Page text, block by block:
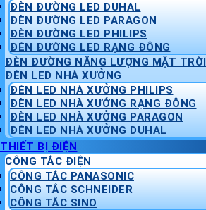
ĐÈN ĐƯỜNG LED DUHAL
ĐÈN ĐƯỜNG LED PARAGON
ĐÈN ĐƯỜNG LED PHILIPS
ĐÈN ĐƯỜNG LED RẠNG ĐÔNG
ĐÈN ĐƯỜNG NĂNG LƯỢNG MẶT TRỜI
ĐÈN LED NHÀ XƯỞNG
ĐÈN LED NHÀ XƯỞNG PHILIPS
ĐÈN LED NHÀ XƯỞNG RẠNG ĐÔNG
ĐÈN LED NHÀ XƯỞNG PARAGON
ĐÈN LED NHÀ XƯỞNG DUHAL
THIẾT BỊ ĐIỆN
CÔNG TẮC ĐIỆN
CÔNG TẮC PANASONIC
CÔNG TẮC SCHNEIDER
CÔNG TẮC SINO